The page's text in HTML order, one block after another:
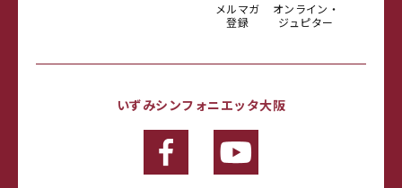
メルマガ
登録
オンライン・
ジュピター
いずみシンフォニエッタ大阪